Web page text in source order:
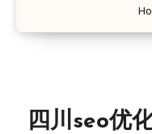
四川seo优